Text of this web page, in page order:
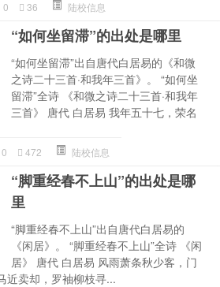
0 36 陆校信息
“如何坐留滞”的出处是哪里
“如何坐留滞”出自唐代白居易的《和微
之诗二十三首·和我年三首》。 “如何坐
留滞”全诗 《和微之诗二十三首·和我年
三首》 唐代 白居易 我年五十七，荣名
0 472 陆校信息
“脚重经春不上山”的出处是哪
里
“脚重经春不上山”出自唐代白居易的
《闲居》。 “脚重经春不上山”全诗 《闲
居》 唐代 白居易 风雨萧条秋少客，门
近卖却，罗袖柳枝寻...